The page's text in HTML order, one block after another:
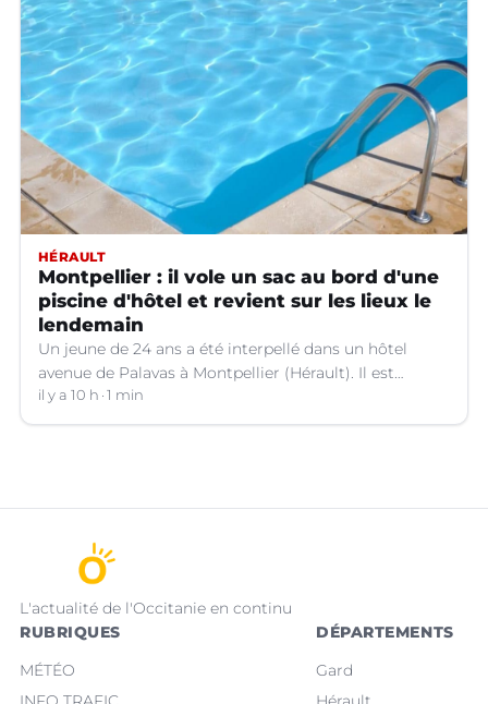
HÉRAULT
Montpellier : il vole un sac au bord d'une
piscine d'hôtel et revient sur les lieux le
lendemain
Un jeune de 24 ans a été interpellé dans un hôtel
avenue de Palavas à Montpellier (Hérault). Il est
suspecté d'avoir volé le sac d'une cliente.
il y a 10 h 1 min
L'actualité de l'Occitanie en continu
RUBRIQUES
MÉTÉO
DÉPARTEMENTS
Gard